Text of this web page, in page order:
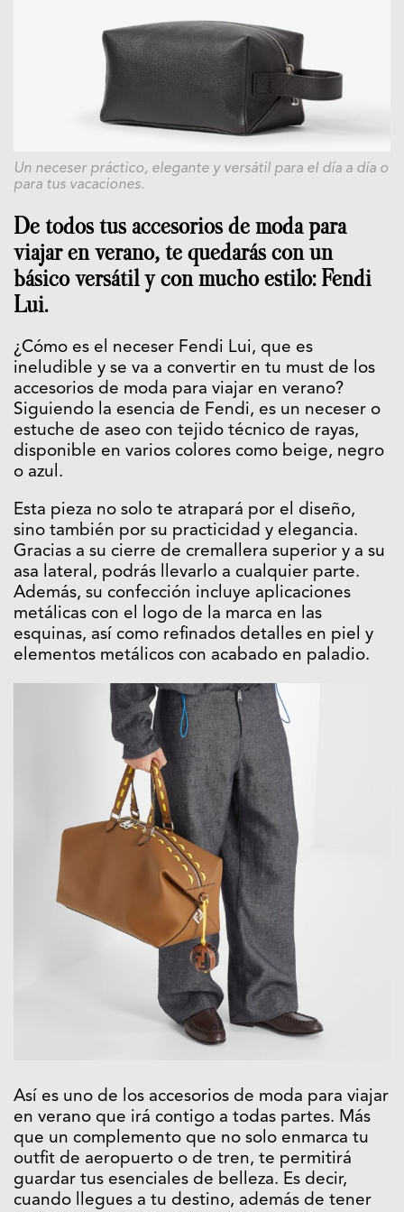
Un neceser práctico, elegante y versátil para el día a día o
para tus vacaciones.
De todos tus accesorios de moda para
viajar en verano, te quedarás con un
básico versátil y con mucho estilo: Fendi
Lui.
¿Cómo es el neceser Fendi Lui, que es
ineludible y se va a convertir en tu must de los
accesorios de moda para viajar en verano?
Siguiendo la esencia de Fendi, es un neceser o
estuche de aseo con tejido técnico de rayas,
disponible en varios colores como beige, negro
o azul.
Esta pieza no solo te atrapará por el diseño,
sino también por su practicidad y elegancia.
Gracias a su cierre de cremallera superior y a su
asa lateral, podrás llevarlo a cualquier parte.
Además, su confección incluye aplicaciones
metálicas con el logo de la marca en las
esquinas, así como refinados detalles en piel y
elementos metálicos con acabado en paladio.
Así es uno de los accesorios de moda para viajar
en verano que irá contigo a todas partes. Más
que un complemento que no solo enmarca tu
outfit de aeropuerto o de tren, te permitirá
guardar tus esenciales de belleza. Es decir,
cuando llegues a tu destino, además de tener